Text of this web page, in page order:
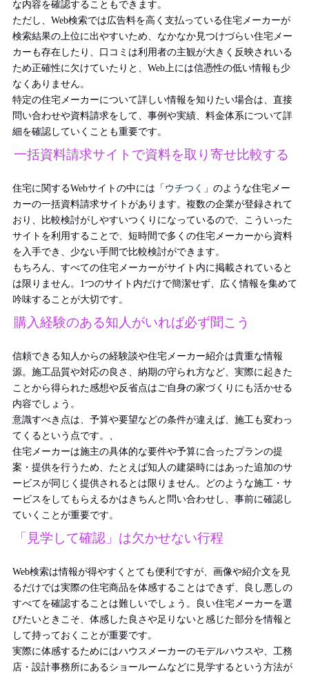
な内容を確認することもできます。
ただし、Web検索では広告料を高く支払っている住宅メーカーが
検索結果の上位に出やすいため、なかなか見つけづらい住宅メー
カーも存在したり、口コミは利用者の主観が大きく反映されいる
ため正確性に欠けていたりと、Web上には信憑性の低い情報も少
なくありません。
特定の住宅メーカーについて詳しい情報を知りたい場合は、直接
問い合わせや資料請求をして、事例や実績、料金体系について詳
細を確認していくことも重要です。
一括資料請求サイトで資料を取り寄せ比較する
住宅に関するWebサイトの中には「 ウチつく
」のような住宅メー
カーの一括資料請求サイトがあります。複数の企業が登録されて
おり、比較検討がしやすいつくりになっているので、こういった
サイトを利用することで、短時間で多くの住宅メーカーから資料
を入手でき、少ない手間で比較検討ができます。
もちろん、すべての住宅メーカーがサイト内に掲載されていると
は限りません。1つのサイト内だけで簡潔せず、広く情報を集めて
吟味することが大切です。
購入経験のある知人がいれば必ず聞こう
信頼できる知人からの経験談や住宅メーカー紹介は貴重な情報
源。施工品質や対応の良さ、納期の守られ方など、実際に起きた
ことから得られた感想や反省点はご自身の家づくりにも活かせる
内容でしょう。
意識すべき点は、予算や要望などの条件が違えば、施工も変わっ
てくるという点です。、
住宅メーカーは施主の具体的な要件や予算に合ったプランの提
案・提供を行うため、たとえば知人の建築時にはあった追加のサ
ービスが同じく提供されるとは限りません。どのような施工・サ
ービスをしてもらえるかはきちんと問い合わせし、事前に確認し
ていくことが重要です。
「見学して確認」は欠かせない行程
Web検索は情報が得やすくとても便利ですが、画像や紹介文を見
るだけでは実際の住宅商品を体感することはできず、良し悪しの
すべてを確認することは難しいでしょう。良い住宅メーカーを選
びたいときこそ、体感した良さや足りないと感じた部分を情報と
して持っておくことが重要です。
実際に体感するためにはハウスメーカーのモデルハウスや、工務
店・設計事務所にあるショールームなどに見学するという方法が